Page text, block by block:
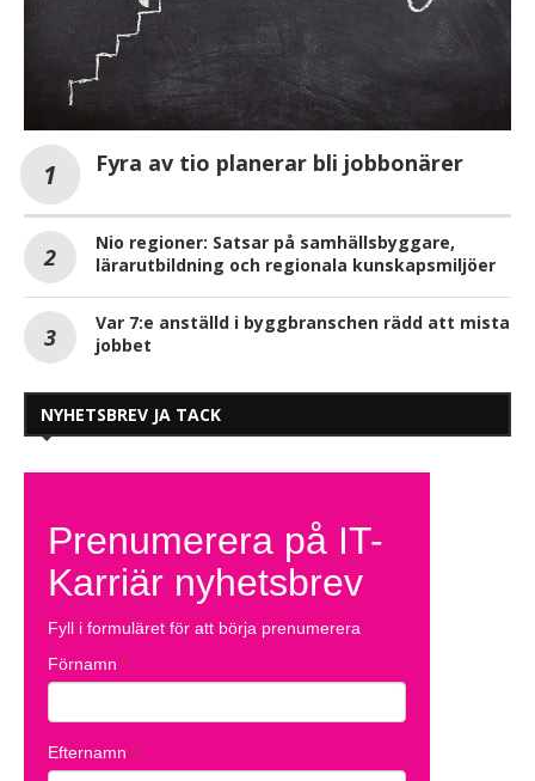
Fyra av tio planerar bli jobbonärer
Nio regioner: Satsar på samhällsbyggare,
lärarutbildning och regionala kunskapsmiljöer
Var 7:e anställd i byggbranschen rädd att mista
jobbet
NYHETSBREV JA TACK